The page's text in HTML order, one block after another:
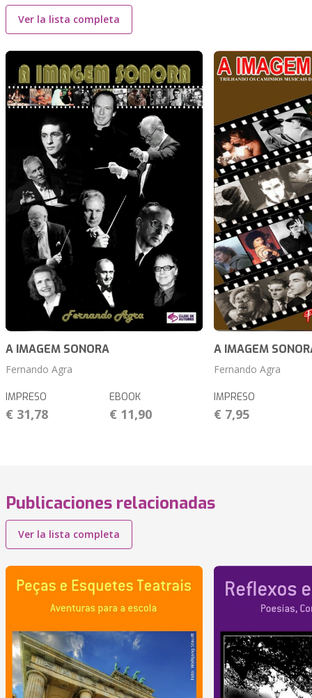
Ver la lista completa
A IMAGEM SONORA
Fernando Agra
IMPRESO
€ 31,78
EBOOK
€ 11,90
A IMAGEM
Fernando Agra
IMPRESO
€ 7,95
Publicaciones relacionadas
Ver la lista completa